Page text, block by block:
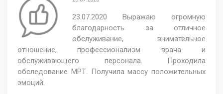
23.07.2020 Выражаю огромную
благодарность за отличное
обслуживание, внимательное
отношение, профессионализм врача и
обслуживающего персонала. Проходила
обследование МРТ. Получила массу положительных
эмоций.